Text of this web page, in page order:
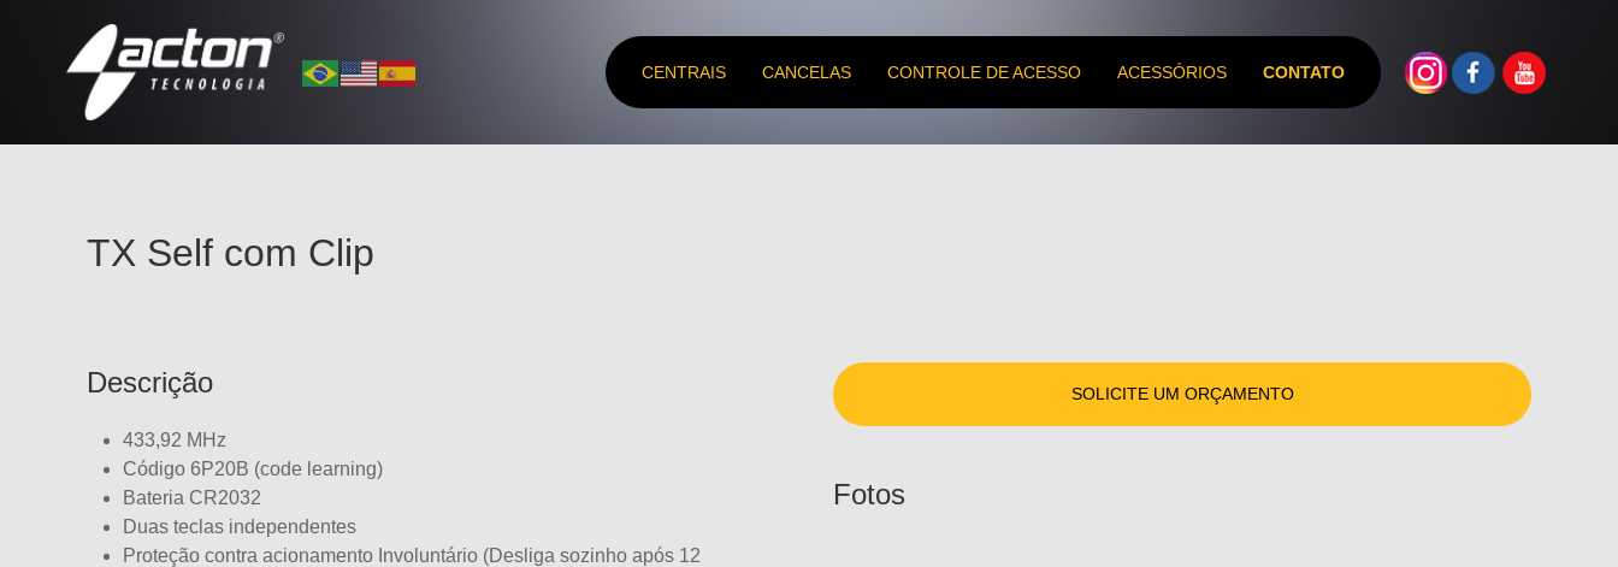
CENTRAIS CANCELAS CONTROLE DE ACESSO ACESSÓRIOS CONTATO
TX Self com Clip
SOLICITE UM ORÇAMENTO
Fotos
Descrição
433,92 MHz
Código 6P20B (code learning)
Bateria CR2032
Duas teclas independentes
Proteção contra acionamento Involuntário (Desliga sozinho após 12